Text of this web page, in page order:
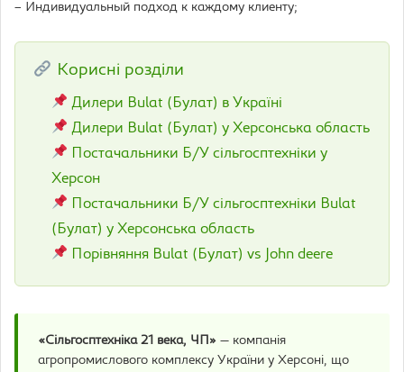
– Индивидуальный подход к каждому клиенту;
Корисні розділи
Дилери Bulat (Булат) в Україні
Дилери Bulat (Булат) у Херсонська область
Постачальники Б/У сільгосптехніки у
Херсон
Постачальники Б/У сільгосптехніки Bulat
(Булат) у Херсонська область
Порівняння Bulat (Булат) vs John deere
«Сільгосптехніка 21 века, ЧП» — компанія
агропромислового комплексу України у Херсоні, що